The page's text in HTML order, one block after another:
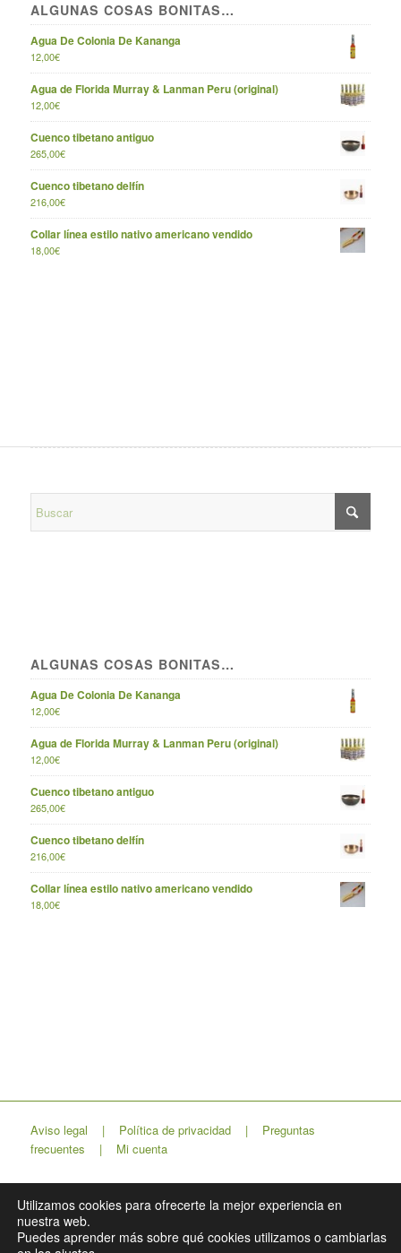
ALGUNAS COSAS BONITAS…
Agua De Colonia De Kananga
12,00€
Agua de Florida Murray & Lanman Peru (original)
12,00€
Cuenco tibetano antiguo
265,00€
Cuenco tibetano delfín
216,00€
Collar línea estilo nativo americano vendido
18,00€
ALGUNAS COSAS BONITAS…
Agua De Colonia De Kananga
12,00€
Agua de Florida Murray & Lanman Peru (original)
12,00€
Cuenco tibetano antiguo
265,00€
Cuenco tibetano delfín
216,00€
Collar línea estilo nativo americano vendido
18,00€
Aviso legal | Política de privacidad| Preguntas
frecuentes | Mi cuenta
Utilizamos cookies para ofrecerte la mejor experiencia en
nuestra web.
Puedes aprender más sobre qué cookies utilizamos o cambiarlas